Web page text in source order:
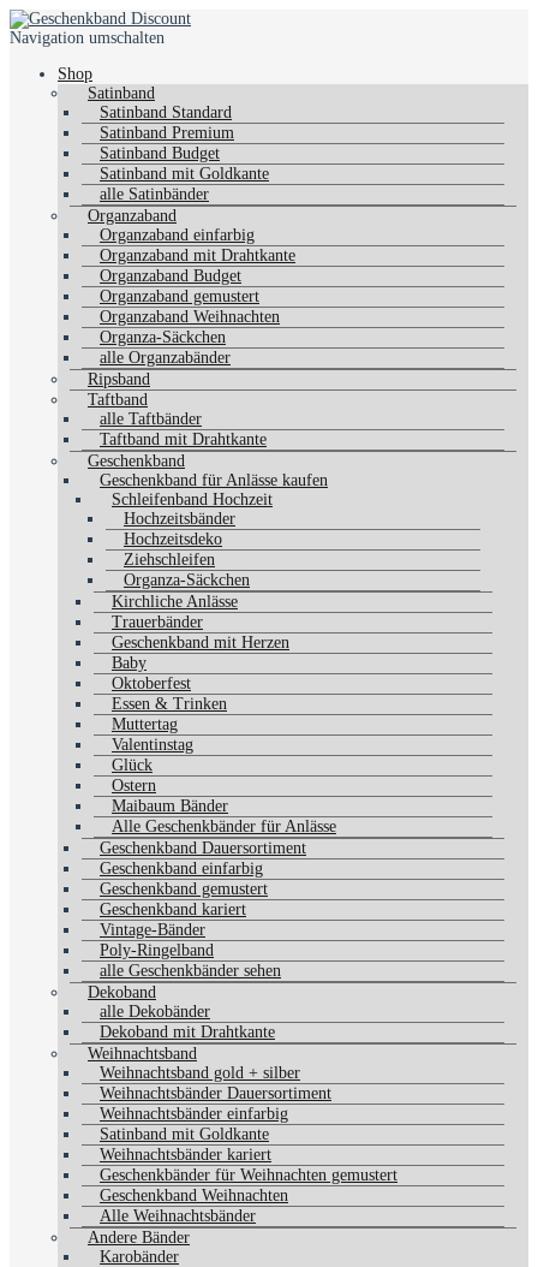
Navigation umschalten
Shop
Satinband
Satinband Standard
Satinband Premium
Satinband Budget
Satinband mit Goldkante
alle Satinbänder
Organzaband
Organzaband einfarbig
Organzaband mit Drahtkante
Organzaband Budget
Organzaband gemustert
Organzaband Weihnachten
Organza-Säckchen
alle Organzabänder
Ripsband
Taftband
alle Taftbänder
Taftband mit Drahtkante
Geschenkband
Geschenkband für Anlässe kaufen
Schleifenband Hochzeit
Hochzeitsbänder
Hochzeitsdeko
Ziehschleifen
Organza-Säckchen
Kirchliche Anlässe
Trauerbänder
Geschenkband mit Herzen
Baby
Oktoberfest
Essen & Trinken
Muttertag
Valentinstag
Glück
Ostern
Maibaum Bänder
Alle Geschenkbänder für Anlässe
Geschenkband Dauersortiment
Geschenkband einfarbig
Geschenkband gemustert
Geschenkband kariert
Vintage-Bänder
Poly-Ringelband
alle Geschenkbänder sehen
Dekoband
alle Dekobänder
Dekoband mit Drahtkante
Weihnachtsband
Weihnachtsband gold + silber
Weihnachtsbänder Dauersortiment
Weihnachtsbänder einfarbig
Satinband mit Goldkante
Weihnachtsbänder kariert
Geschenkbänder für Weihnachten gemustert
Geschenkband Weihnachten
Alle Weihnachtsbänder
Andere Bänder
Karobänder